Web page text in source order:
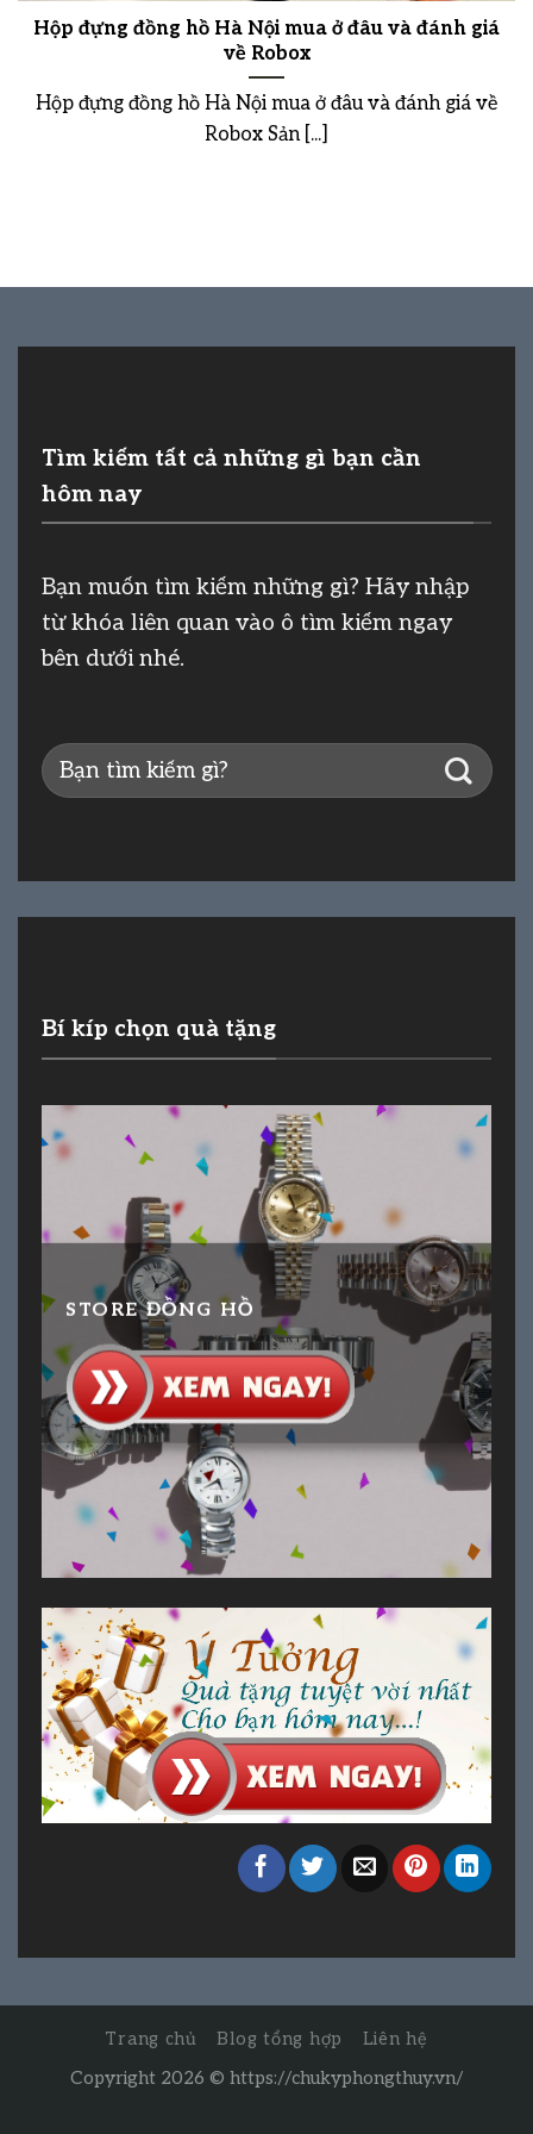
Hộp đựng đồng hồ Hà Nội mua ở đâu và đánh giá
về Robox
Hộp đựng đồng hồ Hà Nội mua ở đâu và đánh giá về
Robox Sản [...]
Tìm kiếm tất cả những gì bạn cần
hôm nay
Bạn muốn tìm kiếm những gì? Hãy nhập
từ khóa liên quan vào ô tìm kiếm ngay
bên dưới nhé.
Bí kíp chọn quà tặng
STORE ĐỒNG HỒ
Trang chủ Blog tổng hợp Liên hệ
Copyright 2026 © https://chukyphongthuy.vn/